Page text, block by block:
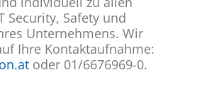
Security, Safety und
Unternehmens. Wir
Ihre Kontaktaufnahme:
oder 01/6676969-0.